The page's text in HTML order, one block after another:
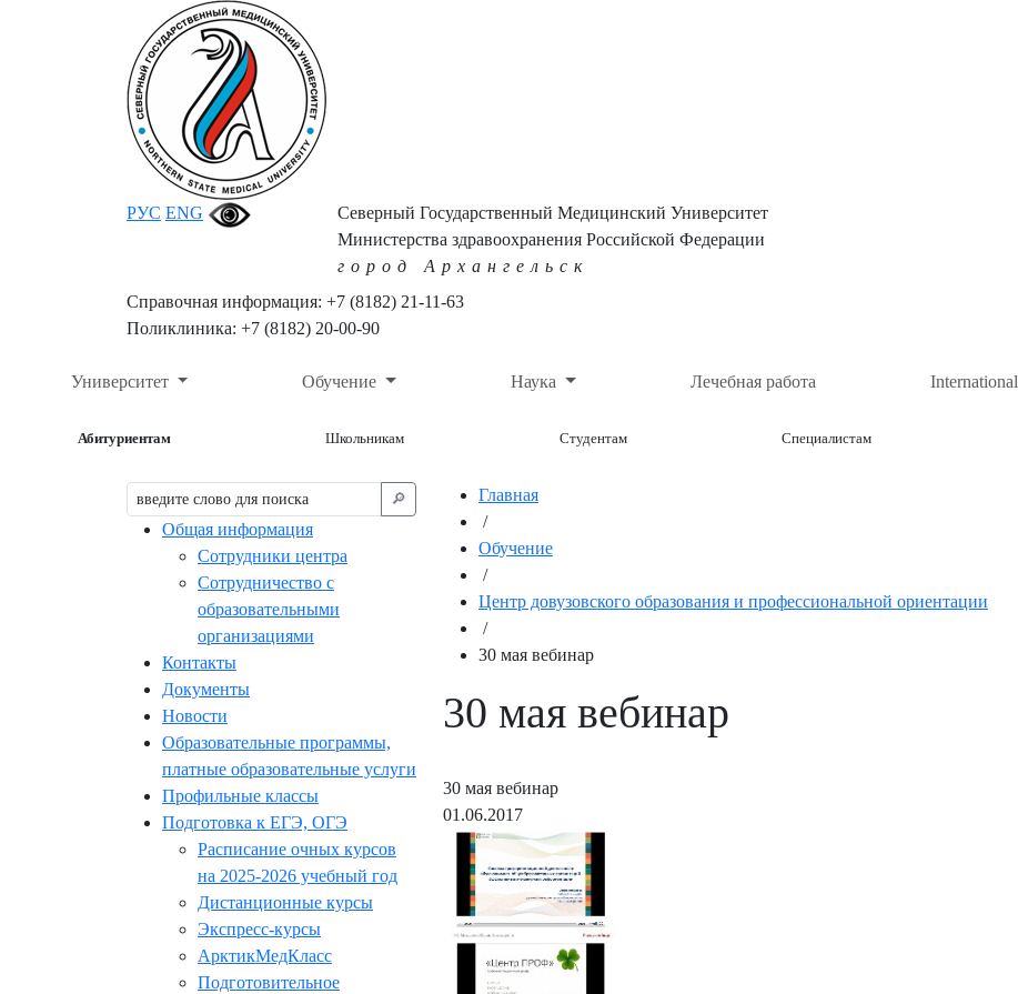
РУС ENG
Северный Государственный Медицинский Университет
Министерства здравоохранения Российской Федерации
город Архангельск
Справочная информация: +7 (8182) 21-11-63
Поликлиника: +7 (8182) 20-00-90
Университет Обучение Наука Лечебная работа International
Абитуриентам Школьникам Студентам Специалистам
🔎︎
Общая информация
Сотрудники центра
Сотрудничество с
образовательными
организациями
Контакты
Документы
Новости
Образовательные программы,
платные образовательные услуги
Профильные классы
Подготовка к ЕГЭ, ОГЭ
Расписание очных курсов
на 2025-2026 учебный год
Дистанционные курсы
Экспресс-курсы
АрктикМедКласс
Подготовительное
Главная
/
Обучение
/
Центр довузовского образования и профессиональной ориентации
/
30 мая вебинар
30 мая вебинар
30 мая вебинар
01.06.2017